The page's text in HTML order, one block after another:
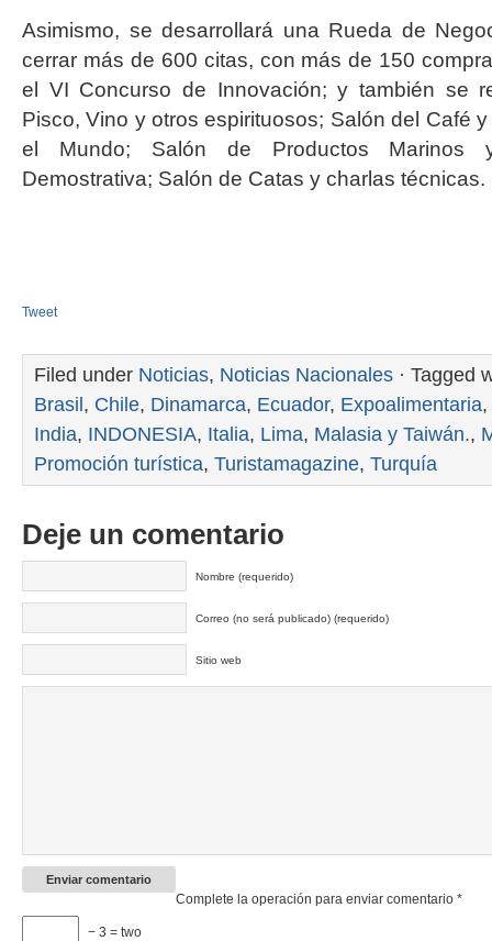
Asimismo, se desarrollará una Rueda de
cerrar más de 600 citas, con más de 150
el VI Concurso de Innovación; y también se
Pisco, Vino y otros espirituosos; Salón del Café
el Mundo; Salón de Productos Marinos
Demostrativa; Salón de Catas y charlas técnicas.
Tweet
Filed under Noticias, Noticias Nacionales · Tagged
Brasil , Chile, Dinamarca, Ecuador, Expoalimentaria,
India, INDONESIA, Italia, Lima, Malasia y Taiwán.,
Promoción turística, Turistamagazine, Turquía
Deje un comentario
Nombre (requerido)
Correo (no será publicado) (requerido)
Sitio web
Complete la operación para enviar comentario *
− 3 = two